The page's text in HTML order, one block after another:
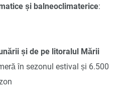
și balneoclimaterice:
și de pe litoralul Mării
în sezonul estival și 6.500